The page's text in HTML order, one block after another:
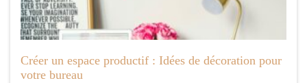
Créer un espace productif : Idées de décoration pour
votre bureau